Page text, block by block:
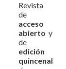
Revista
de
acceso
abierto y
de
edición
quincenal